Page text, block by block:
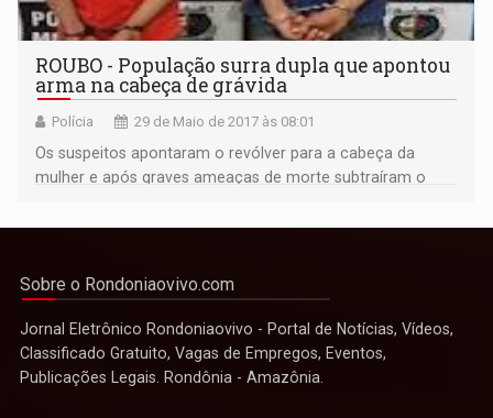
ROUBO - População surra dupla que apontou
arma na cabeça de grávida
Polícia 29 de Maio de 2017 às 08:01
Os suspeitos apontaram o revólver para a cabeça da
mulher e após graves ameaças de morte subtraíram o
Sobre o Rondoniaovivo.com
Jornal Eletrônico Rondoniaovivo - Portal de Notícias, Vídeos,
Classificado Gratuito, Vagas de Empregos, Eventos,
Publicações Legais. Rondônia - Amazônia.